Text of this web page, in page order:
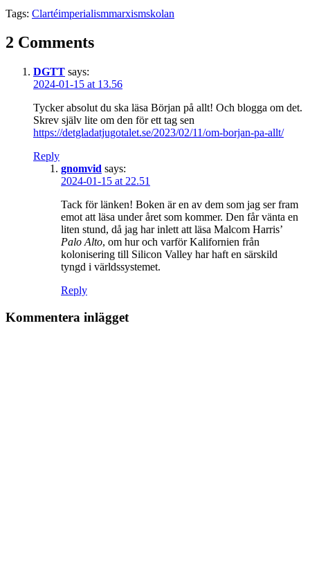
Tags: Clartéimperialismmarxismskolan
2 Comments
DGTT says:
2024-01-15 at 13.56
Tycker absolut du ska läsa Början på allt! Och blogga om det.
Skrev själv lite om den för ett tag sen
https://detgladatjugotalet.se/2023/02/11/om-borjan-pa-allt/
Reply
gnomvid says:
2024-01-15 at 22.51
Tack för länken! Boken är en av dem som jag ser fram
emot att läsa under året som kommer. Den får vänta en
liten stund, då jag har inlett att läsa Malcom Harris’
Palo Alto, om hur och varför Kalifornien från
kolonisering till Silicon Valley har haft en särskild
tyngd i världssystemet.
Reply
Kommentera inlägget